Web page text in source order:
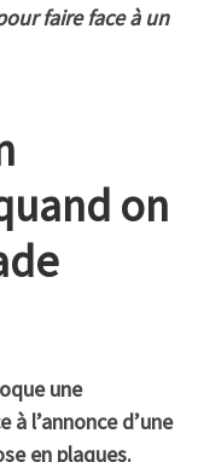
faire face à un
on
une
l’annonce d’une
en plaques.